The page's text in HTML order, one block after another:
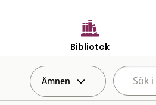
Bibliotek
Ämnen